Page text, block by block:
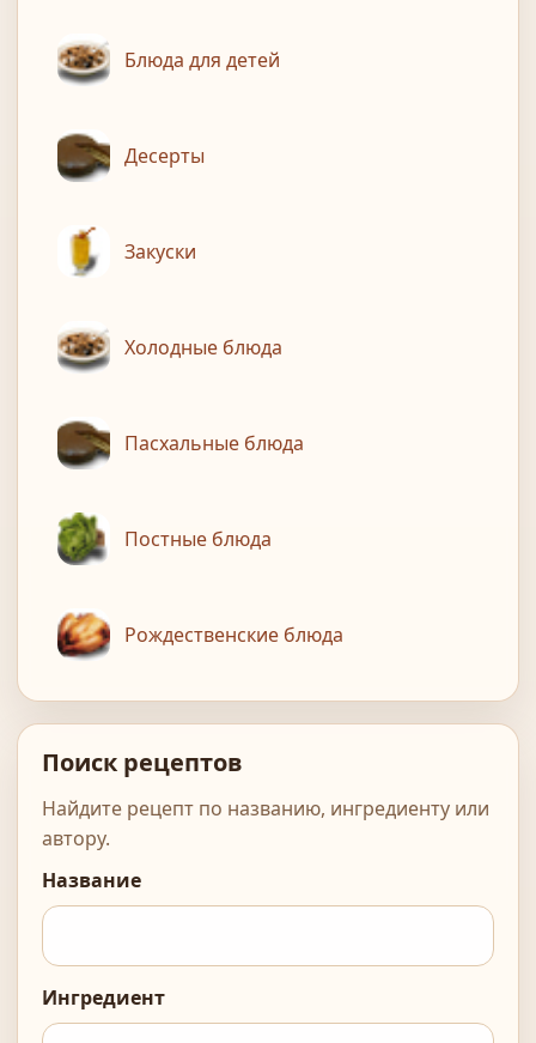
Блюда для детей
Десерты
Закуски
Холодные блюда
Пасхальные блюда
Постные блюда
Рождественские блюда
Поиск рецептов
Найдите рецепт по названию, ингредиенту или
автору.
Название
Ингредиент